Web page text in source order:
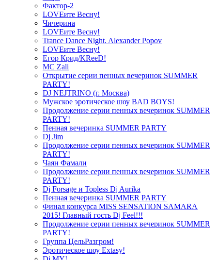
Фактор-2
LOVEите Весну!
Чичерина
LOVEите Весну!
Trance Dance Night. Alexander Popov
LOVEите Весну!
Егор Крид/KReeD!
MC Zali
Открытие серии пенных вечеринок SUMMER
PARTY!
DJ NEJTRINO (г. Москва)
Мужское эротическое шоу BAD BOYS!
Продолжение серии пенных вечеринок SUMMER
PARTY!
Пенная вечеринка SUMMER PARTY
Dj Jim
Продолжение серии пенных вечеринок SUMMER
PARTY!
Чаян Фамали
Продолжение серии пенных вечеринок SUMMER
PARTY!
Dj Forsage и Topless Dj Aurika
Пенная вечеринка SUMMER PARTY
Финал конкурса MISS SENSATION SAMARA
2015! Главный гость Dj Feel!!!
Продолжение серии пенных вечеринок SUMMER
PARTY!
Группа ЦельРазгром!
Эротическое шоу Extasy!